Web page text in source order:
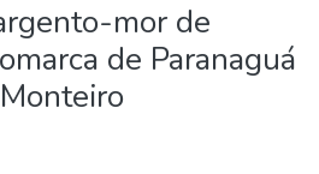
Estatísticasmor de
de Paranaguá